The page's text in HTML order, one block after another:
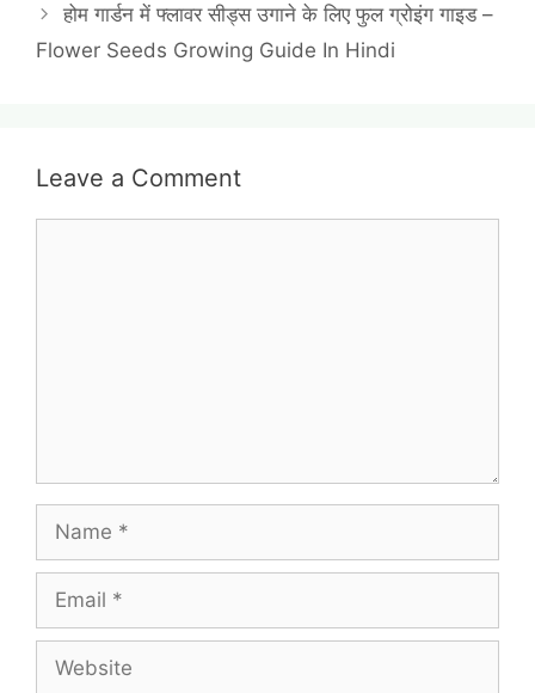
होम गार्डन में फ्लावर सीड्स उगाने के लिए फुल ग्रोइंग गाइड –
Flower Seeds Growing Guide In Hindi
Leave a Comment